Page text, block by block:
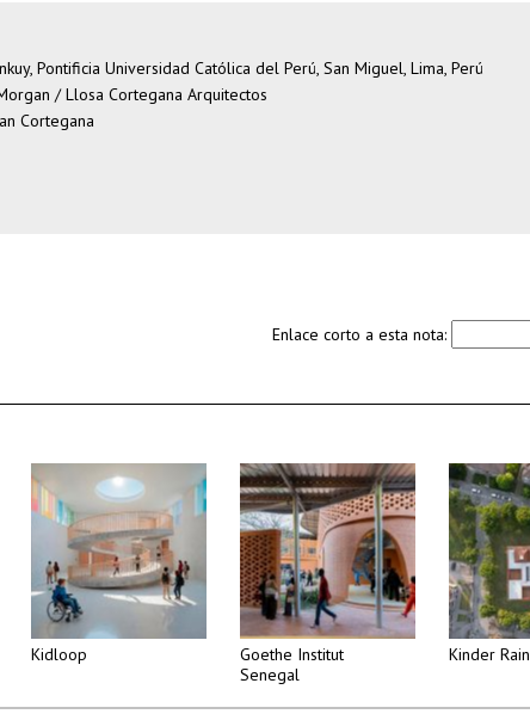
Pontificia Universidad Católica del Perú, San Miguel, Lima, Perú
/ Llosa Cortegana Arquitectos
Cortegana
Enlace corto a esta nota:
Kidloop
Goethe Institut
Senegal
Kinder Rain